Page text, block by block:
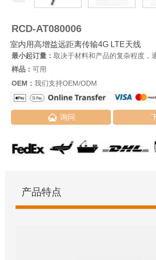
RCD-AT080006
室内用高增益远距离传输4G LTE天线
最小起订量： 取决于材料和产品的复杂程度，
样品： 可用
OEM： 我们支持OEM/ODM
 询问
产品特点